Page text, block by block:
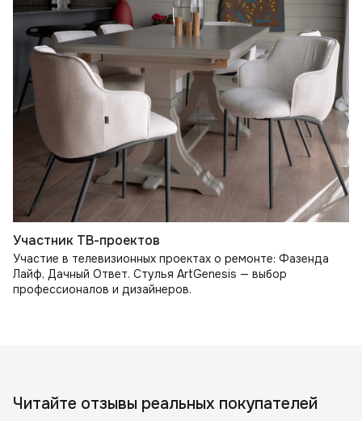
Участник ТВ-проектов
Участие в телевизионных проектах о ремонте: Фазенда
Лайф, Дачный Ответ. Стулья ArtGenesis — выбор
профессионалов и дизайнеров.
Читайте отзывы реальных покупателей